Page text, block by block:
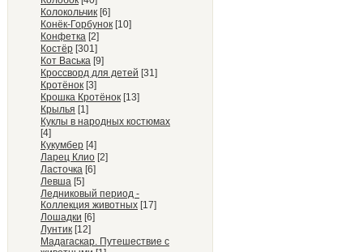
Колокольчик [6]
Конёк-Горбунок [10]
Конфетка [2]
Костёр [301]
Кот Васька [9]
Кроссворд для детей [31]
Кротёнок [3]
Крошка Кротёнок [13]
Крылья [1]
Куклы в народных костюмах
[4]
Кукумбер [4]
Ларец Клио [2]
Ласточка [6]
Левша [5]
Ледниковый период -
Коллекция животных [17]
Лошадки [6]
Лунтик [12]
Мадагаскар. Путешествие с